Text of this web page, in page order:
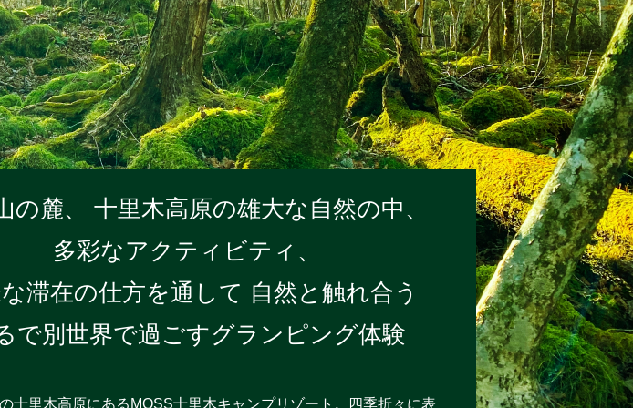
の麓、
十里木高原の雄大な自然の中、
多彩なアクティビティ、
滞在の仕方を通して 自然と触れ合う
で別世界で過ごすグランピング体験
十里木高原にあるMOSS十里木キャンプリゾート。四季折々に表